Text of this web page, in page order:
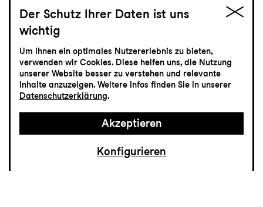
Fortpflanzungsstopps zu setzen, der die Erde
rettet, könnten wir uns fragen: Wie kann die
Ressource Mensch nachhaltiger produziert
werden? Oder weniger polemisch formuliert: Wie
können wir es besser machen mit dem
Kindermachen?
Der Schutz Ihrer Daten ist uns
wichtig
Um Ihnen ein optimales Nutzererlebnis zu bieten,
verwenden wir Cookies. Diese helfen uns, die Nutzung
unserer Website besser zu verstehen und relevante
Inhalte anzuzeigen. Weitere Infos finden Sie in unserer
Datenschutzerklärung.
Akzeptieren
Konfigurieren